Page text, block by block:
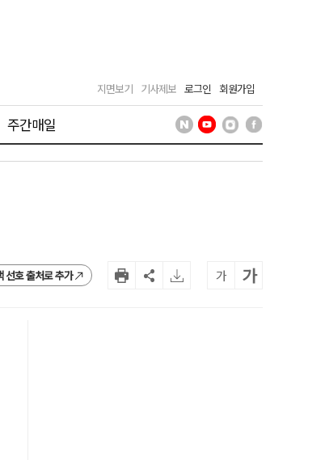
지면보기 기사제보 로그인 회원가입
주간매일
선호 출처로 추가 가 가